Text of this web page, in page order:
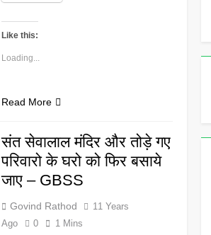
Like this:
Loading...
Read More
संत सेवालाल मंदिर और तोड़े गए
परिवारो के घरो को फिर बसाये
जाए – GBSS
Govind Rathod
11 Years
Ago
0 1 Mins